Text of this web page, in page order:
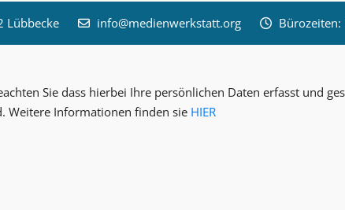
Lübbecke info@medienwerkstatt.org Bürozeiten:
Sie dass hierbei Ihre persönlichen Daten erfasst und
Weitere Informationen finden sie HIER